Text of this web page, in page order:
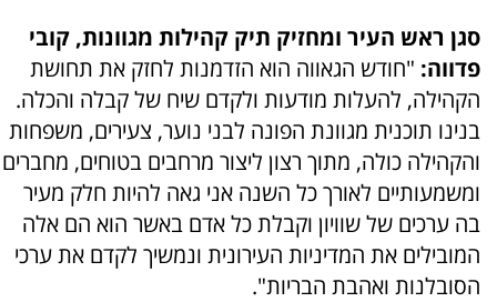
סגן ראש העיר ומחזיק תיק קהילות מגוונות, קובי
פדווה: "חודש הגאווה הוא הזדמנות לחזק את תחושת
הקהילה, להעלות מודעות ולקדם שיח של קבלה והכלה.
בנינו תוכנית מגוונת הפונה לבני נוער, צעירים, משפחות
והקהילה כולה, מתוך רצון ליצור מרחבים בטוחים, מחברים
ומשמעותיים לאורך כל השנה אני גאה להיות חלק מעיר
בה ערכים של שוויון וקבלת כל אדם באשר הוא הם אלה
המובילים את המדיניות העירונית ונמשיך לקדם את ערכי
הסובלנות ואהבת הבריות".